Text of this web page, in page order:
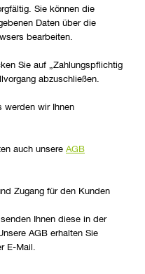
Sie können die
Daten über die
bearbeiten.
Sie auf „Zahlungspflichtig
abzuschließen.
werden wir Ihnen
auch unsere AGB
Zugang für den Kunden
Ihnen diese in der
AGB erhalten Sie
E-Mail.